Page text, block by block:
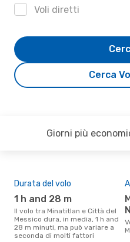
Voli diretti
Cerca
Giorni più
Durata del volo
1 h and 28 m
Il volo tra Minatitlan e Città del
Messico dura, in media, 1 h and
28 m minuti, ma può variare a
seconda di molti fattori
Minatitlan/
Volando da Minatitlan a Città del